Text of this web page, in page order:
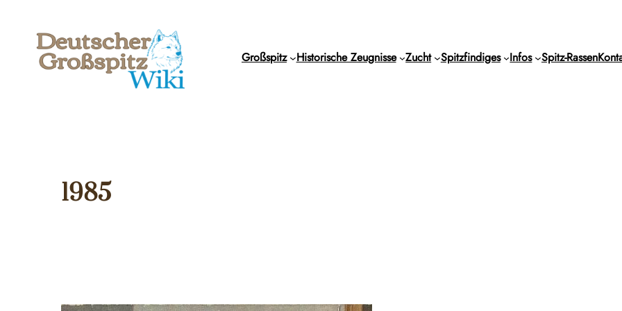
Inhalt
springen
Großspitz Historische Zeugnisse Zucht Spitzfindiges Infos Spitz-Rassen
1985